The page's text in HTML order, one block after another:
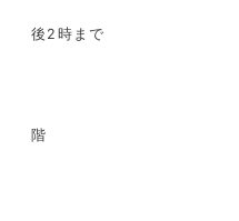
■開催時間：
後2時まで
■場 所：大
階
※物件等にご